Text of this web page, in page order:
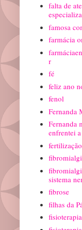
falta de
famosa
farmácia
r
fé
feliz ano
fenol
Fernanda
Fernanda
enfrentei
sistema
fibrose
filhas da
fisioterapia